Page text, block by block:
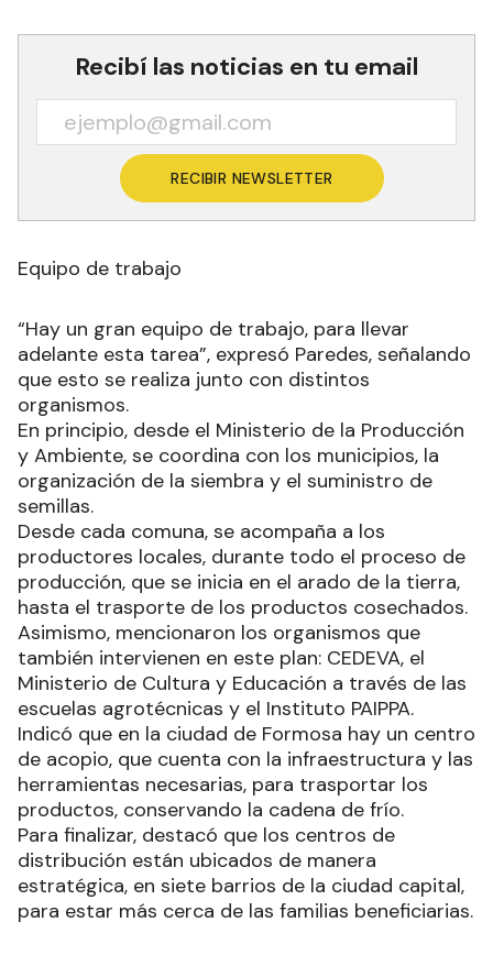
Recibí las noticias en tu email
RECIBIR NEWSLETTER
Equipo de trabajo
“Hay un gran equipo de trabajo, para llevar
adelante esta tarea”, expresó Paredes, señalando
que esto se realiza junto con distintos
organismos.
En principio, desde el Ministerio de la Producción
y Ambiente, se coordina con los municipios, la
organización de la siembra y el suministro de
semillas.
Desde cada comuna, se acompaña a los
productores locales, durante todo el proceso de
producción, que se inicia en el arado de la tierra,
hasta el trasporte de los productos cosechados.
Asimismo, mencionaron los organismos que
también intervienen en este plan: CEDEVA, el
Ministerio de Cultura y Educación a través de las
escuelas agrotécnicas y el Instituto PAIPPA.
Indicó que en la ciudad de Formosa hay un centro
de acopio, que cuenta con la infraestructura y las
herramientas necesarias, para trasportar los
productos, conservando la cadena de frío.
Para finalizar, destacó que los centros de
distribución están ubicados de manera
estratégica, en siete barrios de la ciudad capital,
para estar más cerca de las familias beneficiarias.